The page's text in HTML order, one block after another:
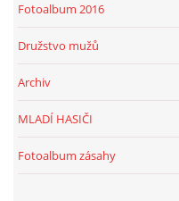
Fotoalbum 2016
Družstvo mužů
Archiv
MLADÍ HASIČI
Fotoalbum zásahy